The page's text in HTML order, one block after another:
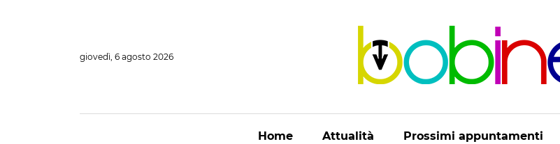
giovedì, 6 agosto 2026
Home Attualità Prossimi appuntamenti